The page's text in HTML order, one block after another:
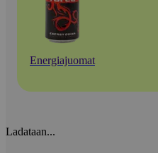
Energiajuomat
Ladataan...